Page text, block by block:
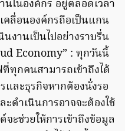
ในองค์กร อยู่ตลอดเวลา
คลื่อนองค์กรถือเป็นแกน
งานเป็นไปอย่างราบรื่น
Economy” : ทุกวันนี้
ทุกคนสามารถเข้าถึงได้
และธุรกิจหากต้องนั่งรอ
ะดำเนินการอาจจะต้องใช้
ะช่วยให้การเข้าถึงข้อมูล